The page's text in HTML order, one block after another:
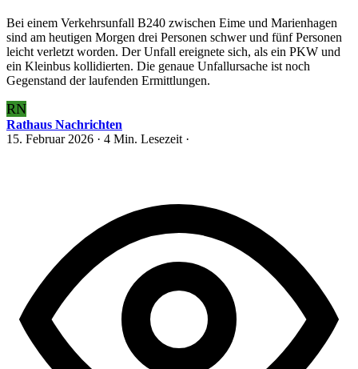
Bei einem Verkehrsunfall B240 zwischen Eime und Marienhagen
sind am heutigen Morgen drei Personen schwer und fünf Personen
leicht verletzt worden. Der Unfall ereignete sich, als ein PKW und
ein Kleinbus kollidierten. Die genaue Unfallursache ist noch
Gegenstand der laufenden Ermittlungen.
RN
Rathaus Nachrichten
15. Februar 2026 · 4 Min. Lesezeit ·